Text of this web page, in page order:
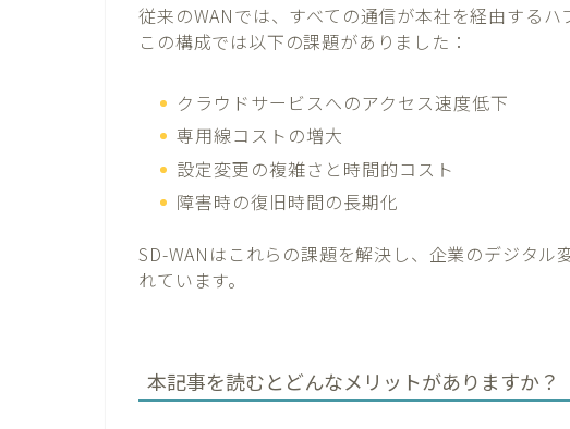
従来のWANでは、すべての通信が本社を経由するハ
この構成では以下の課題がありました：
クラウドサービスへのアクセス速度低下
専用線コストの増大
設定変更の複雑さと時間的コスト
障害時の復旧時間の長期化
SD-WANはこれらの課題を解決し、企業のデジタ
れています。
本記事を読むとどんなメリットがありますか？